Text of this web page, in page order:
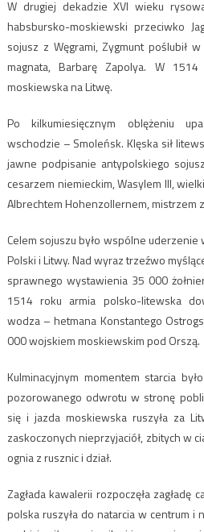
W drugiej dekadzie XVI wieku
habsbursko-moskiewski przeciwko
sojusz z Węgrami, Zygmunt poślubił
magnata, Barbarę Zapolya. W
moskiewska na Litwę.
Po kilkumiesięcznym oblężeniu
wschodzie – Smoleńsk. Klęska sił
jawne podpisanie antypolskiego
cesarzem niemieckim, Wasylem III,
Albrechtem Hohenzollernem, mistrzem
Celem sojuszu było wspólne
Polski i Litwy. Nad wyraz trzeźwo
sprawnego wystawienia 35 000
1514 roku armia polsko-litewska
wodza – hetmana Konstantego
000 wojskiem moskiewskim pod Orszą.
Kulminacyjnym momentem starcia
pozorowanego odwrotu w stronę
się i jazda moskiewska ruszyła za
zaskoczonych nieprzyjaciół, zbitych w
ognia z rusznic i dział.
Zagłada kawalerii rozpoczęła zagładę
polska ruszyła do natarcia w centrum i